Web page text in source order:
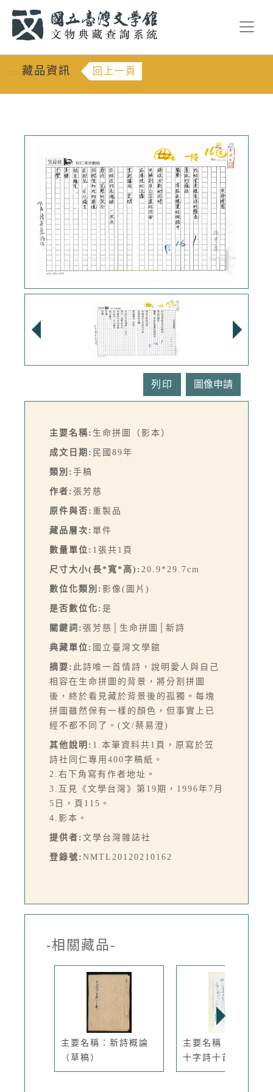
::: 藏品資訊 回上一頁
列印
主要名稱: 生命拼圖（影本）
成文日期: 民國89年
類別: 手稿
作者: 張芳慈
原件與否: 重製品
藏品層次: 單件
數量單位: 1張共1頁
尺寸大小(長*寬*高): 20.9*29.7cm
數位化類別: 影像(圖片)
是否數位化: 是
關鍵詞: 張芳慈│生命拼圖│新詩
典藏單位: 國立臺灣文學館
摘要: 此詩唯一首情詩，說明愛人與自己
相容在生命拼圖的背景，將分割拼圖
後，終於看見藏於背景後的孤獨。每塊
拼圖雖然保有一樣的顏色，但事實上已
經不都不同了。(文/蔡易澄)
其他說明: 1.本筆資料共1頁，原寫於笠
詩社同仁專用400字稿紙。
2.右下角寫有作者地址。
3.互見《文學台灣》第19期，1996年7月
5日，頁115。
4.影本。
提供者: 文學台灣雜誌社
登錄號: NMTL20120210162
-相關藏品-
主要名稱：新詩概論
（草稿）
主要名稱：村；名；
十字詩十首...